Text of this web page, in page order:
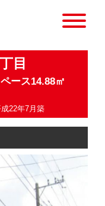
目
ース14.88㎡
22年7月築